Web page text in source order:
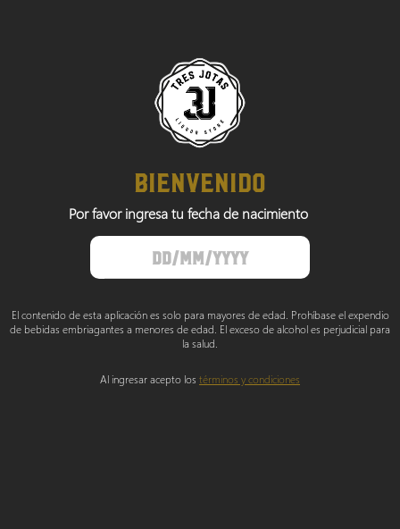
BIENVENIDO
Por favor ingresa tu fecha de nacimiento
El contenido de esta aplicación es solo para mayores de edad. Prohíbase el expendio
de bebidas embriagantes a menores de edad. El exceso de alcohol es perjudicial para
la salud.
Al ingresar acepto los términos y condiciones